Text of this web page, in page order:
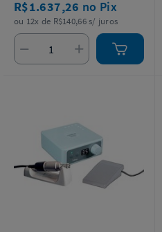
R$1.637,26 no Pix
ou 12x de R$140,66 s/ juros